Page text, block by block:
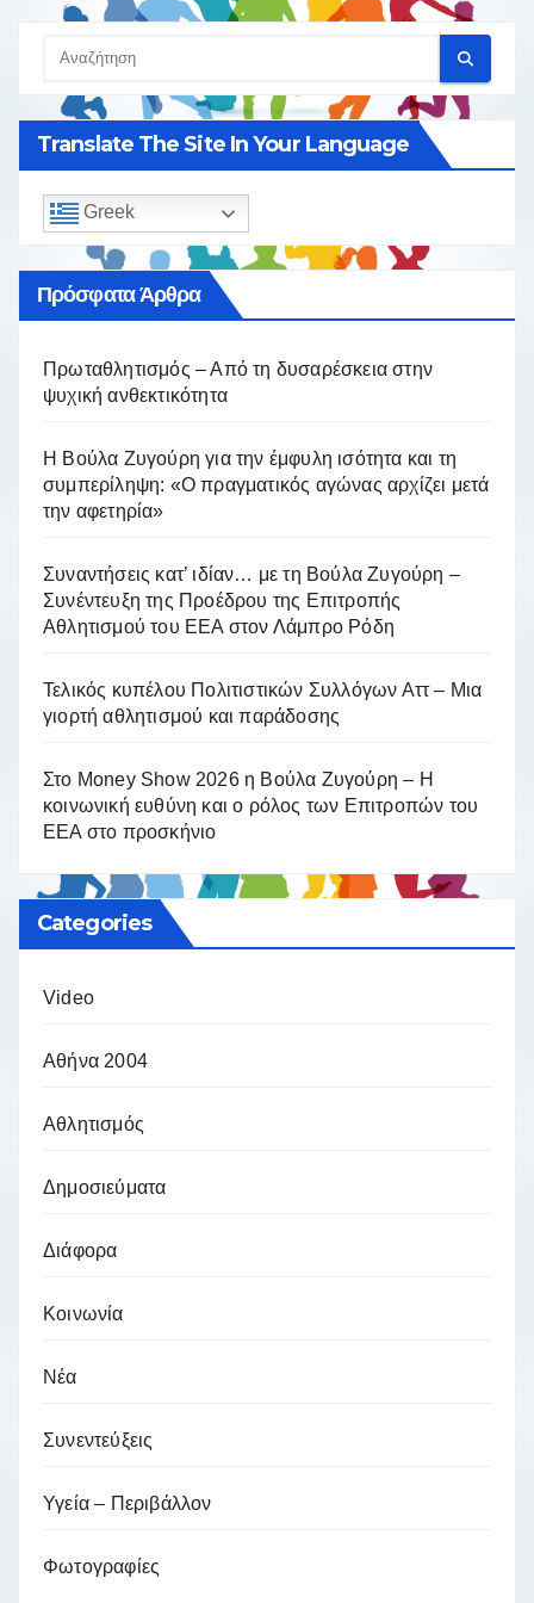
Translate The Site In Your Language
Greek
Πρόσφατα Άρθρα
Πρωταθλητισμός – Από τη δυσαρέσκεια στην
ψυχική ανθεκτικότητα
Η Βούλα Ζυγούρη για την έμφυλη ισότητα και τη
συμπερίληψη: «Ο πραγματικός αγώνας αρχίζει μετά
την αφετηρία»
Συναντήσεις κατ’ ιδίαν… με τη Βούλα Ζυγούρη –
Συνέντευξη της Προέδρου της Επιτροπής
Αθλητισμού του ΕΕΑ στον Λάμπρο Ρόδη
Τελικός κυπέλου Πολιτιστικών Συλλόγων Αττ – Μια
γιορτή αθλητισμού και παράδοσης
Στο Money Show 2026 η Βούλα Ζυγούρη – Η
κοινωνική ευθύνη και ο ρόλος των Επιτροπών του
ΕΕΑ στο προσκήνιο
Categories
Video
Αθήνα 2004
Αθλητισμός
Δημοσιεύματα
Διάφορα
Κοινωνία
Νέα
Συνεντεύξεις
Υγεία – Περιβάλλον
Φωτογραφίες